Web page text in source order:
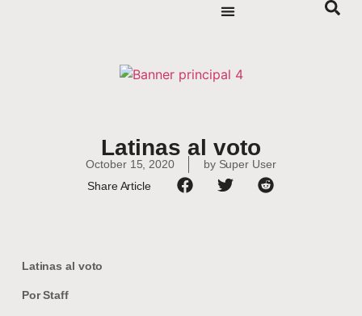
Latinas al voto
October 15, 2020 bySuper User
Share Article
Latinas al voto
Por Staff